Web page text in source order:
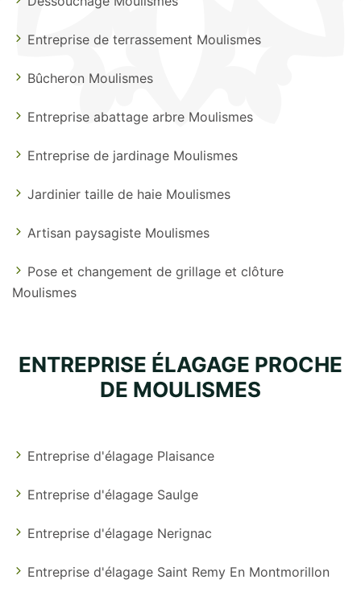
Entreprise de terrassement Moulismes
Bûcheron Moulismes
Entreprise abattage arbre Moulismes
Entreprise de jardinage Moulismes
Jardinier taille de haie Moulismes
Artisan paysagiste Moulismes
Pose et changement de grillage et clôture
Moulismes
ENTREPRISE ÉLAGAGE PROCHE
DE MOULISMES
Entreprise d'élagage Plaisance
Entreprise d'élagage Saulge
Entreprise d'élagage Nerignac
Entreprise d'élagage Saint Remy En Montmorillon